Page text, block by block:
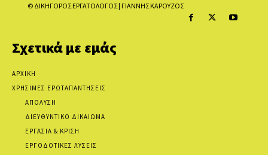
© ΔΙΚΗΓΟΡΟΣ ΕΡΓΑΤΟΛΟΓΟΣ | ΓΙΑΝΝΗΣ ΚΑΡΟΥΖΟΣ
Σχετικά με εμάς
ΑΡΧΙΚΗ
ΧΡΗΣΙΜΕΣ ΕΡΩΤΑΠΑΝΤΗΣΕΙΣ
ΑΠΟΛΥΣΗ
ΔΙΕΥΘΥΝΤΙΚΟ ΔΙΚΑΙΩΜΑ
ΕΡΓΑΣΙΑ & ΚΡΙΣΗ
ΕΡΓΟΔΟΤΙΚΕΣ ΛΥΣΕΙΣ